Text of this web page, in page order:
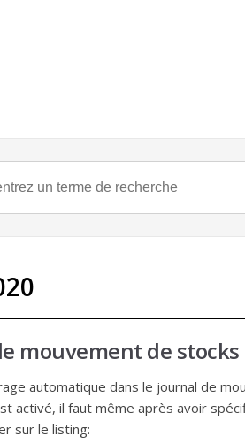
mouvement de stocks
automatique dans le journal de
activé, il faut même après avoir
sur le listing: